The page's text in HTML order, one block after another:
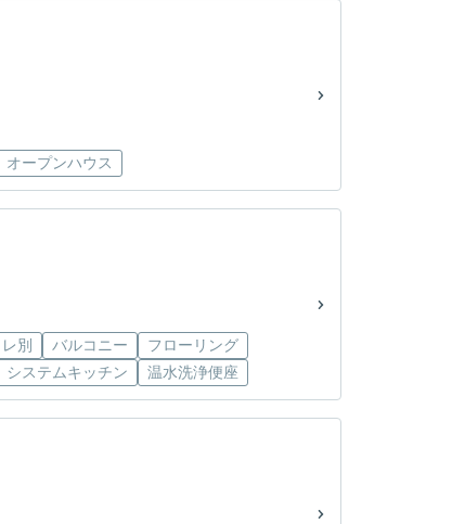
オープンハウス
別 バルコニー
フローリング
システムキッチン 温水洗浄便座